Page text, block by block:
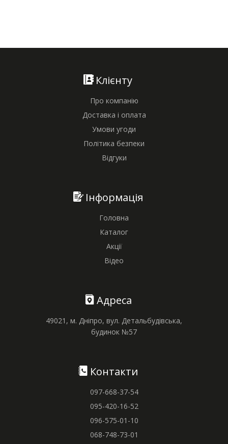
Клієнту
Про компанію
Доставка і оплата
Умови угоди
Політика безпеки
Відгуки
Інформація
Головна
Каталог
Акції
Відео
Адреса
49021, м. Дніпро, вул. Детальбудівська,
будинок №57
Контакти
097-668-37-54
095-420-16-52
096-575-01-10
068-748-73-01